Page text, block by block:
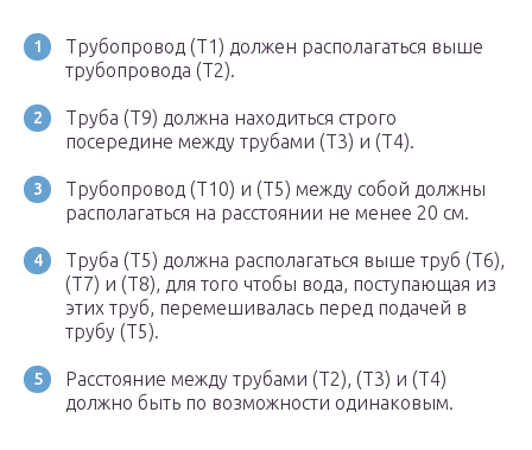
Трубопровод (Т1) должен располагаться выше
трубопровода (Т2).
Труба (Т9) должна находиться строго
посередине между трубами (Т3) и (Т4).
Трубопровод (Т10) и (Т5) между собой должны
располагаться на расстоянии не менее 20 см.
Труба (Т5) должна располагаться выше труб (Т6),
(Т7) и (Т8), для того чтобы вода, поступающая из
этих труб, перемешивалась перед подачей в
трубу (Т5).
Расстояние между трубами (Т2), (Т3) и (Т4)
должно быть по возможности одинаковым.